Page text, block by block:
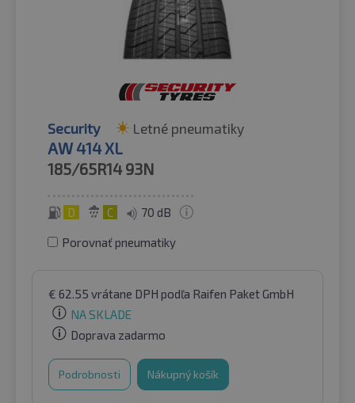
Security Letné pneumatiky
AW 414 XL
185/65R14 93N
D C 70 dB
Porovnať pneumatiky
€ 62.55 vrátane DPH podľa Raifen Paket GmbH
NA SKLADE
Doprava zadarmo
Podrobnosti Nákupný košík